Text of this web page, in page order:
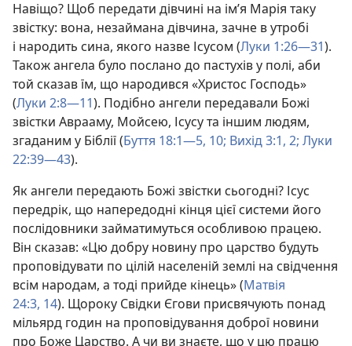
Навіщо? Щоб передати дівчині на ім’я Марія таку
звістку: вона, незаймана дівчина, зачне в утробі
і народить сина, якого назве Ісусом (Луки 1:26—31).
Також ангела було послано до пастухів у полі, аби
той сказав їм, що народився «Христос Господь»
(Луки 2:8—11). Подібно ангели передавали Божі
звістки Аврааму, Мойсею, Ісусу та іншим людям,
згаданим у Біблії (Буття 18:1—5, 10; Вихід 3:1, 2; Луки
22:39—43).
Як ангели передають Божі звістки сьогодні? Ісус
передрік, що напередодні кінця цієї системи його
послідовники займатимуться особливою працею.
Він сказав: «Цю добру новину про царство будуть
проповідувати по цілій населеній землі на свідчення
всім народам, а тоді прийде кінець» (Матвія
24:3, 14). Щороку Свідки Єгови присвячують понад
мільярд годин на проповідування доброї новини
про Боже Царство. А чи ви знаєте, що у цю працю